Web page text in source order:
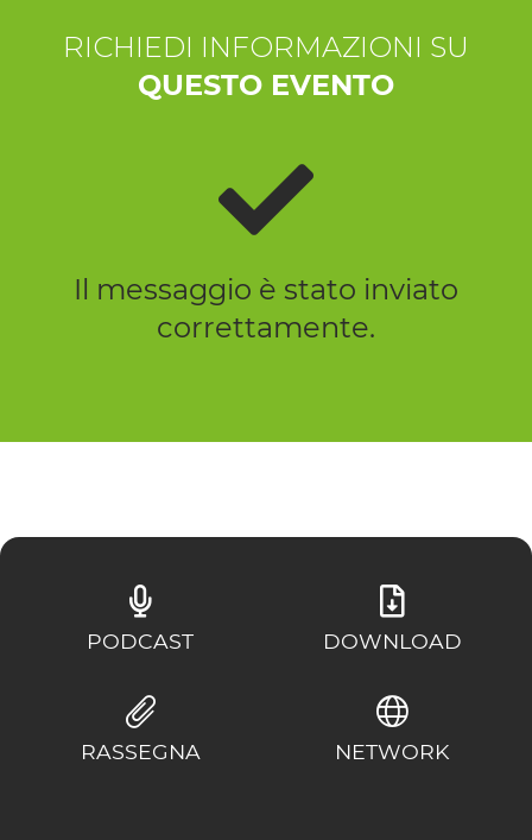
RICHIEDI INFORMAZIONI SU
QUESTO EVENTO
Il messaggio è stato inviato
correttamente.
PODCAST DOWNLOAD
RASSEGNA NETWORK